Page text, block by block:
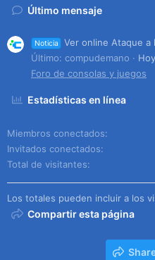
Último mensaje
Noticia
Ver online Ataque a
Último: compudemano
Foro de consolas y juegos
Estadísticas en línea
Miembros conectados
Invitados conectados
Total de visitantes
Los totales pueden incluir a los
Compartir esta página